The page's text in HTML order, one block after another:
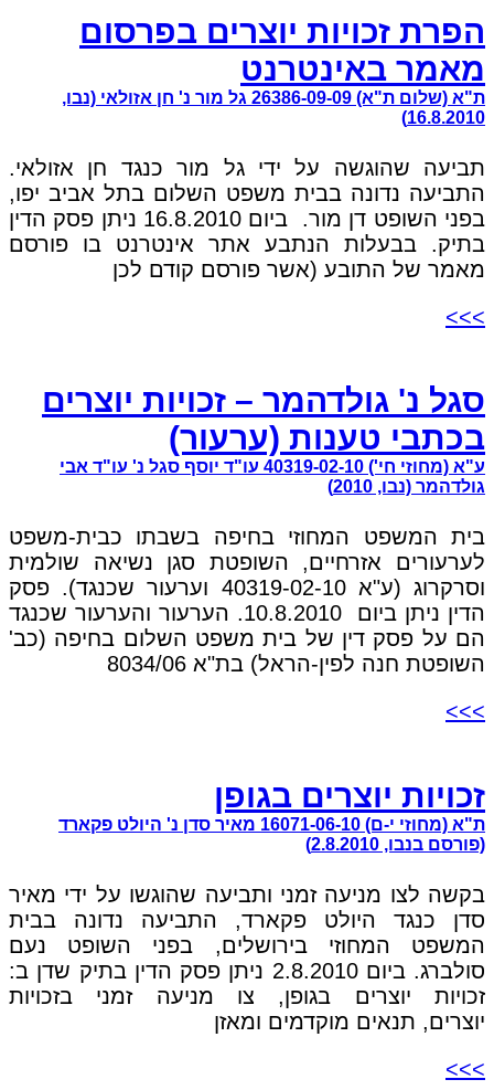
הפרת זכויות יוצרים בפרסום
מאמר באינטרנט
ת"א (שלום ת"א) 26386-09-09 גל מור נ' חן אזולאי (נבו,
16.8.2010)
תביעה שהוגשה על ידי גל מור כנגד חן אזולאי.
התביעה נדונה בבית משפט השלום בתל אביב יפו,
בפני השופט דן מור. ביום 16.8.2010 ניתן פסק הדין
בתיק. בבעלות הנתבע אתר אינטרנט בו פורסם
מאמר של התובע (אשר פורסם קודם לכן
>>>
סגל נ' גולדהמר – זכויות יוצרים
בכתבי טענות (ערעור)
ע"א (מחוזי חי') 40319-02-10 עו"ד יוסף סגל נ' עו"ד אבי
גולדהמר (נבו, 2010)
בית המשפט המחוזי בחיפה בשבתו כבית-משפט
לערעורים אזרחיים, השופטת סגן נשיאה שולמית
וסרקרוג (ע"א 40319-02-10 וערעור שכנגד). פסק
הדין ניתן ביום 10.8.2010. הערעור והערעור שכנגד
הם על פסק דין של בית משפט השלום בחיפה (כב'
השופטת חנה לפין-הראל) בת"א 8034/06
>>>
זכויות יוצרים בגופן
ת"א (מחוזי י-ם) 16071-06-10 מאיר סדן נ' היולט פקארד
(פורסם בנבו, 2.8.2010)
בקשה לצו מניעה זמני ותביעה שהוגשו על ידי מאיר
סדן כנגד היולט פקארד, התביעה נדונה בבית
המשפט המחוזי בירושלים, בפני השופט נעם
סולברג. ביום 2.8.2010 ניתן פסק הדין בתיק שדן ב:
זכויות יוצרים בגופן, צו מניעה זמני בזכויות
יוצרים, תנאים מוקדמים ומאזן
>>>